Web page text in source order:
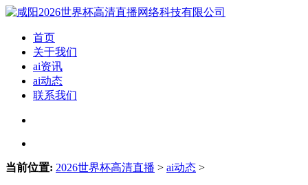
首页
关于我们
ai资讯
ai动态
联系我们
当前位置: 2026世界杯高清直播 > ai动态 >